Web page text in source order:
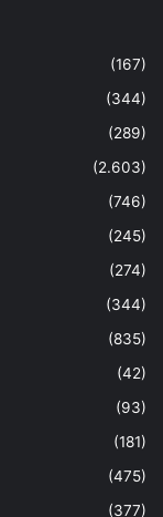
(167)
(344)
(289)
(2.603)
(746)
(245)
(274)
(344)
(835)
(42)
(93)
(181)
(475)
(377)